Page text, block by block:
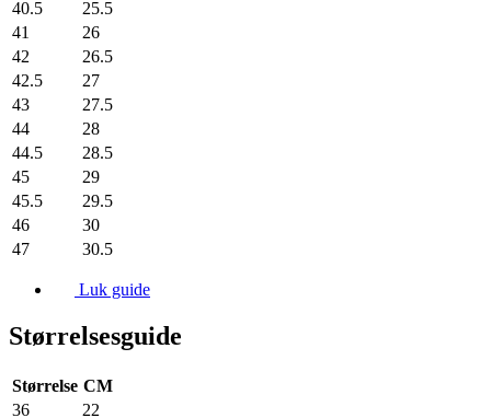
40.5
25.5
41
26
42
26.5
42.5
27
43
27.5
44
28
44.5
28.5
45
29
45.5
29.5
46
30
47
30.5
Luk guide
Størrelsesguide
Størrelse CM
36
22